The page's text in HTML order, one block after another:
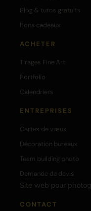
Blog & tutos gratuits
Bons cadeaux
ACHETER
Tirages Fine Art
Portfolio
Calendriers
ENTREPRISES
Cartes de vœux
Décoration bureaux
Team building photo
Demande de devis
Site web pour
CONTACT